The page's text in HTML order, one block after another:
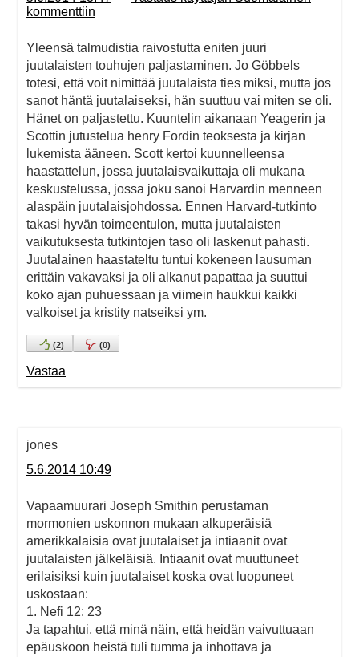
kommenttiin
Yleensä talmudistia raivostutta eniten juuri
juutalaisten touhujen paljastaminen. Jo Göbbels
totesi, että voit nimittää juutalaista ties miksi, mutta jos
sanot häntä juutalaiseksi, hän suuttuu vai miten se oli.
Hänet on paljastettu. Kuuntelin aikanaan Yeagerin ja
Scottin jutustelua henry Fordin teoksesta ja kirjan
lukemista ääneen. Scott kertoi kuunnelleensa
haastattelun, jossa juutalaisvaikuttaja oli mukana
keskustelussa, jossa joku sanoi Harvardin menneen
alaspäin juutalaisjohdossa. Ennen Harvard-tutkinto
takasi hyvän toimeentulon, mutta juutalaisten
vaikutuksesta tutkintojen taso oli laskenut pahasti.
Juutalainen haastateltu tuntui kokeneen lausuman
erittäin vakavaksi ja oli alkanut papattaa ja suuttui
koko ajan puhuessaan ja viimein haukkui kaikki
valkoiset ja kristity natseiksi ym.
(2) (0)
Vastaa
jones
5.6.2014 10:49
Vapaamuurari Joseph Smithin perustaman
mormonien uskonnon mukaan alkuperäisiä
amerikkalaisia ovat juutalaiset ja intiaanit ovat
juutalaisten jälkeläisiä. Intiaanit ovat muuttuneet
erilaisiksi kuin juutalaiset koska ovat luopuneet
uskostaan:
1. Nefi 12: 23
Ja tapahtui, että minä näin, että heidän vaivuttuaan
epäuskoon heistä tuli tumma ja inhottava ja